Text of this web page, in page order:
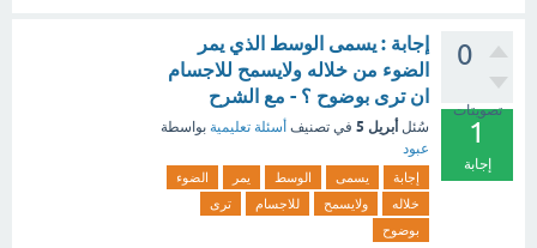
0
تصويتات
1
إجابة
إجابة : يسمى الوسط الذي يمر
الضوء من خلاله ولايسمح للاجسام
ان ترى بوضوح ؟ - مع الشرح
سُئل أبريل 5 في تصنيف أسئلة تعليمية بواسطة
عبود
إجابة يسمى الوسط يمر
الضوء
خلاله
ولايسمح للاجسام
ترى
بوضوح